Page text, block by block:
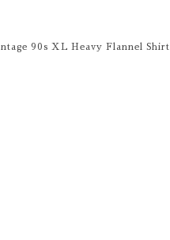
90s XL Heavy Flannel Shirt